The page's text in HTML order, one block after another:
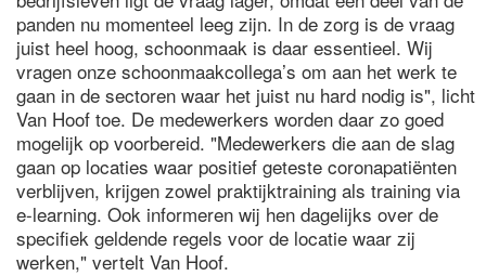
panden nu momenteel leeg zijn. In de zorg is de vraag
juist heel hoog, schoonmaak is daar essentieel. Wij
vragen onze schoonmaakcollega’s om aan het werk te
gaan in de sectoren waar het juist nu hard nodig is", licht
Van Hoof toe. De medewerkers worden daar zo goed
mogelijk op voorbereid. "Medewerkers die aan de slag
gaan op locaties waar positief geteste coronapatiënten
verblijven, krijgen zowel praktijktraining als training via
e-learning. Ook informeren wij hen dagelijks over de
specifiek geldende regels voor de locatie waar zij
werken," vertelt Van Hoof.